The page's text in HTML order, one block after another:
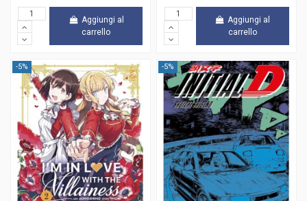
Aggiungi al
carrello
Aggiungi al
carrello
-5% -5%